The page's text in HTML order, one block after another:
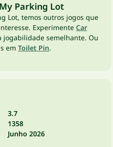
Parking Lot
Lot, temos outros jogos que
Experimente Car
jogabilidade semelhante. Ou
em Toilet Pin.
3.7
1358
Junho 2026